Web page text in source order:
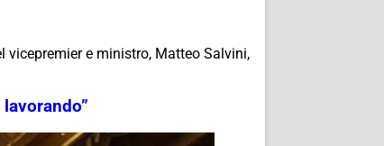
vicepremier e ministro, Matteo Salvini,